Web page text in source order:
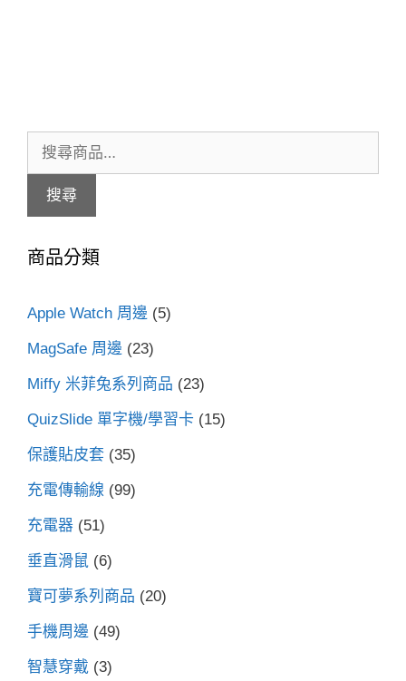
尋
字:
搜尋
商品分類
Apple Watch 周邊 (5)
MagSafe 周邊 (23)
Miffy 米菲兔系列商品 (23)
QuizSlide 單字機/學習卡 (15)
保護貼皮套 (35)
充電傳輸線 (99)
充電器 (51)
垂直滑鼠 (6)
寶可夢系列商品 (20)
手機周邊 (49)
智慧穿戴 (3)